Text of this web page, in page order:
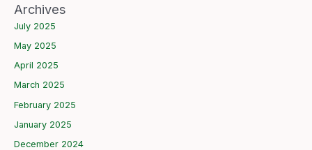
Archives
July 2025
May 2025
April 2025
March 2025
February 2025
January 2025
December 2024